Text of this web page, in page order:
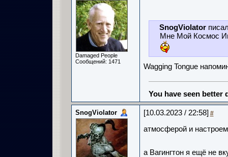
Damaged People
Сообщений: 1471
SnogViolator
Мне Мой Космос
Wagging Tongue
You have seen better
SnogViolator [10.03.2023 / 22:58] #
атмосферой и
а Вагингтон я ещё не